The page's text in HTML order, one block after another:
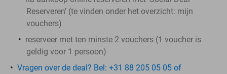
Reserveren' (te vinden onder het overzicht: mijn
vouchers)
reserveer met ten minste 2 vouchers (1 voucher is
geldig voor 1 persoon)
Vragen over de deal? Bel: +31 88 205 05 05 of